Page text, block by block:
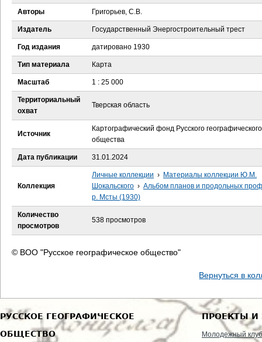
ы
д
е
с
ь
Авторы Григорьев, С.В.
Издатель Государственный Энергостроительный трест
Год издания датировано 1930
Тип материала Карта
Масштаб 1 : 25 000
Территориальный
охват
Тверская область
Источник
Картографический фонд Русского географического
общества
Дата публикации 31.01.2024
Коллекция
Личные коллекции › Материалы коллекции Ю.М.
Шокальского › Альбом планов и продольных
р. Мсты (1930)
Количество
просмотров
538 просмотров
© ВОО "Русское географическое общество"
Вернуться в
РУССКОЕ ГЕОГРАФИЧЕСКОЕ
ОБЩЕСТВО
ПРОЕКТЫ И
Молодежный клуб